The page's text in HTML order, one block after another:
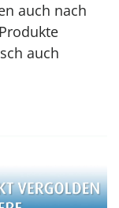
auch nach
auch